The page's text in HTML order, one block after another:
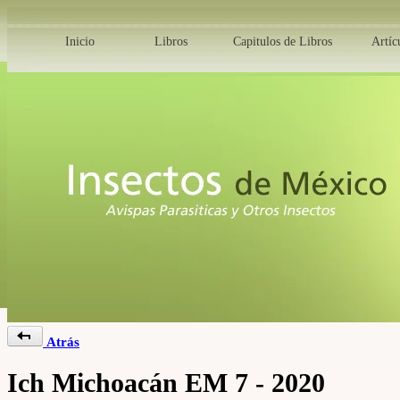
Inicio Libros Capitulos de Libros
Atrás
Ich Michoacán EM 7 - 2020